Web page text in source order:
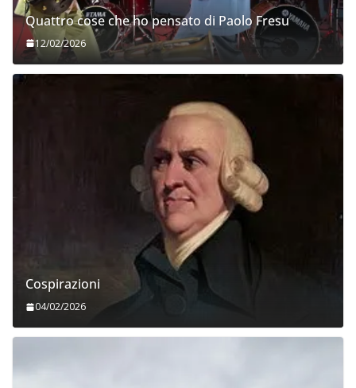
Quattro cose che ho pensato di Paolo Fresu
12/02/2026
Cospirazioni
04/02/2026